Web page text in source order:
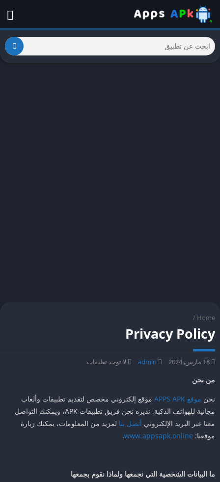
Home
/
Privacy Policy
admin لا توجد تعليقات
من نحن
نحن موقع APPS APK
موقع إلكتروني مخصص لتقديم تطبيقات وألعاب
مجانية للهواتف الذكية. نديره نحن فريق تطبيقات APK، ويمكنك التواصل
معنا عبر البريد الإلكتروني أتصل بنا لمزيد من المعلومات، يمكنك زيارة
موقعنا: www.appsapk.online
.
ما البيانات الشخصية التي نجمعها ولماذا نقوم بجمعها